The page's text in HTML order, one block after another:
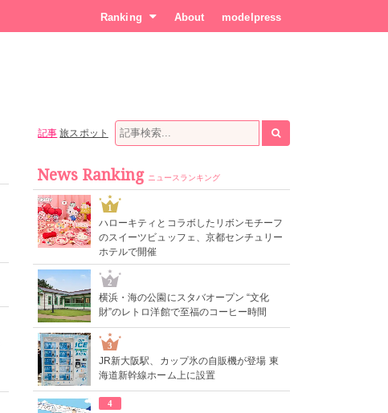
Ranking About modelpress
記事 旅スポット
News Ranking ニュースランキング
1
ハローキティとコラボしたリボンモチーフ
のスイーツビュッフェ、京都センチュリー
ホテルで開催
2
横浜・海の公園にスタバオープン “文化
財”のレトロ洋館で至福のコーヒー時間
3
JR新大阪駅、カップ氷の自販機が登場 東
海道新幹線ホーム上に設置
4